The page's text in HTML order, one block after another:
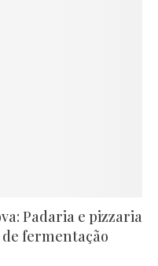
Padaria e pizzaria
fermentação